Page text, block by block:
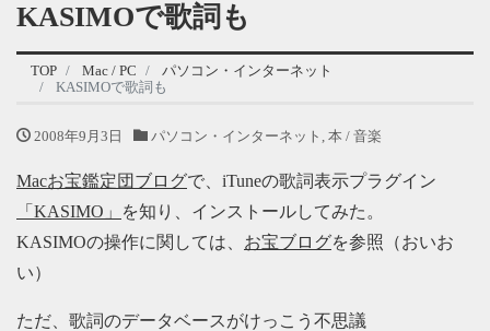
KASIMOで歌詞も
TOP Mac / PC
パソコン・インターネット
KASIMOで歌詞も
2008年9月3日 パソコン・インターネット , 本 / 音楽
Macお宝鑑定団ブログで、iTuneの歌詞表示プラグイン
「KASIMO」
を知り、インストールしてみた。
KASIMOの操作に関しては、 お宝ブログを参照（おいお
い）
ただ、歌詞のデータベースがけっこう不思議